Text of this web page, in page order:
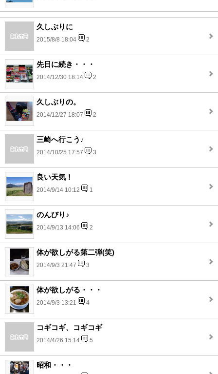
久しぶりに
2015/8/8 18:04 2
先日に続き・・・
2014/12/30 18:14 2
久しぶりの。
2014/12/27 18:07 2
三崎へ行こう♪
2014/10/25 17:57 3
良い天気！
2014/9/14 10:12 1
のんびり♪
2014/9/13 14:06 2
体が欲しがる第二弾(笑)
2014/9/3 21:47 3
体が欲しがる・・・
2014/9/3 13:21 4
コギコギ、コギコギ
2014/4/26 15:14 5
昭和・・・